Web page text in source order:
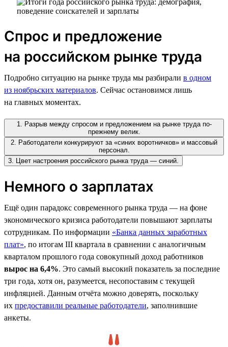
Спрос и предложение
на российском рынке труда
Подробно ситуацию на рынке труда мы разбирали в одном
из ноябрьских материалов. Сейчас остановимся лишь
на главных моментах.
1. Разрыв между спросом и предложением на рынке труда по-
прежнему велик.
2. Работодатели конкурируют за «синих воротничков» и массовый
персонал.
3. Цвет настроения российского рынка труда — синий.
Немного о зарплатах
Ещё один парадокс современного рынка труда — на фоне
экономического кризиса работодатели повышают зарплаты
сотрудникам. По информации «Банка данных заработных
плат», по итогам III квартала в сравнении с аналогичным
кварталом прошлого года совокупный доход работников
вырос на 6,4%. Это самый высокий показатель за последние
три года, хотя он, разумеется, несопоставим с текущей
инфляцией. Данным отчёта можно доверять, поскольку
их предоставили реальные работодатели, заполнившие
анкеты.